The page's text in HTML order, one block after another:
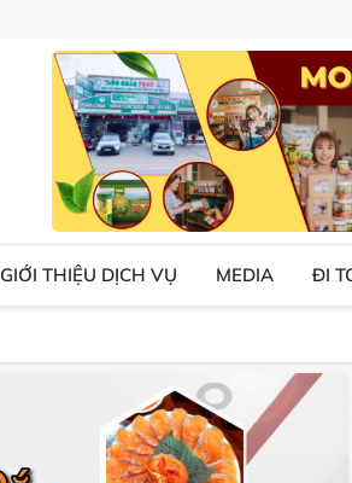
GIỚI THIỆU DỊCH VỤ MEDIA ĐI